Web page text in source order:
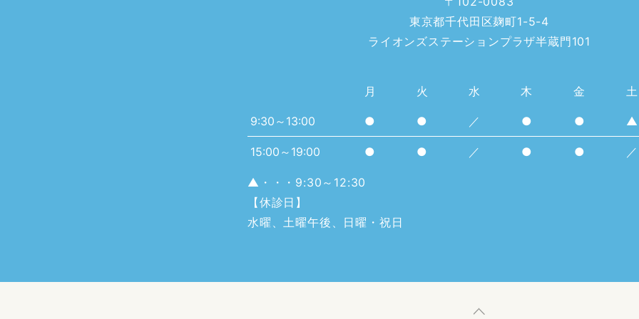
東京都千代田区麹町1-5-4
ライオンズステーションプラザ半蔵門101
月 火 水 木 金 土
9:30～13:00 ● ● ／ ● ● ▲
15:00～19:00 ● ● ／ ● ● ／
▲・・・9:30～12:30
【休診日】
水曜、土曜午後、日曜・祝日